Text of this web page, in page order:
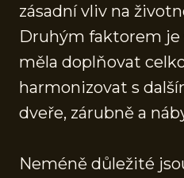
zásadní vliv na
Druhým faktorem je
měla doplňovat
harmonizovat s
dveře, zárubně a
Neméně důležité